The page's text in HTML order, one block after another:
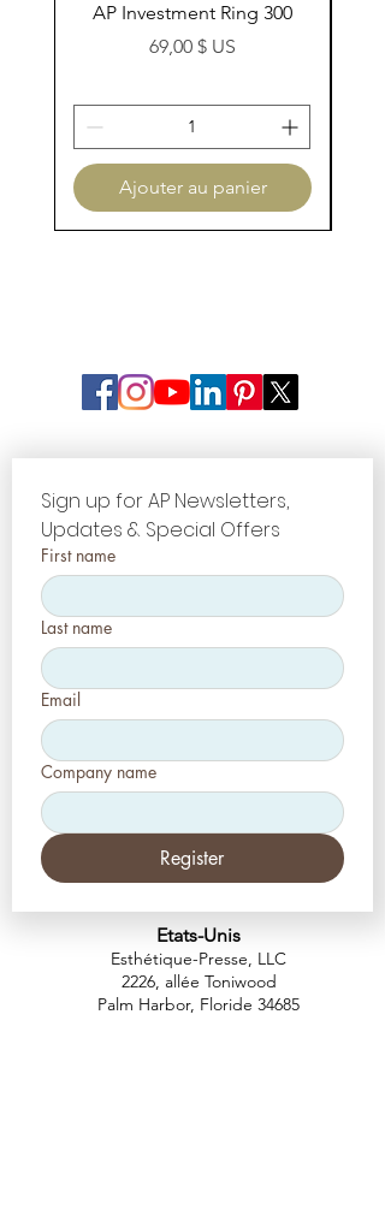
AP Investment Ring 300
Prix
69,00 $ US
Ajouter au panier
Sign up for AP Newsletters,
Updates & Special Offers
First name
Last name
Email
Company name
Register
Etats-Unis
Esthétique-Presse, LLC
2226, allée Toniwood
Palm Harbor, Floride 34685